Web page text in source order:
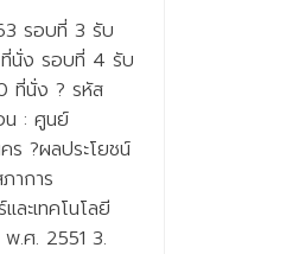
รอบที่ 3 รับ
นั่ง รอบที่ 4 รับ
ที่นั่ง ? รหัส
น : ศูนย์
ร ?ผลประโยชน์
าการ
ะเทคโนโลยี
.ศ. 2551 3.